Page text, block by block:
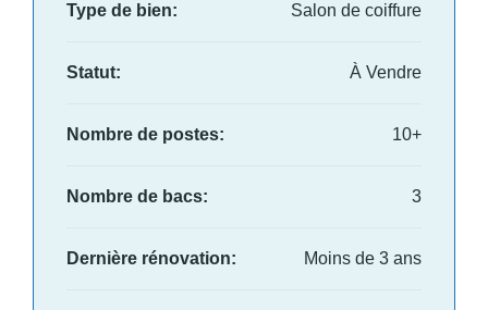
Type de bien: Salon de coiffure
Statut: À Vendre
Nombre de postes: 10+
Nombre de bacs: 3
Dernière rénovation: Moins de 3 ans